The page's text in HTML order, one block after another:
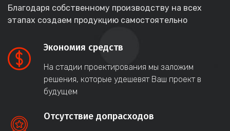
Благодаря собственному производству на всех
этапах создаем продукцию самостоятельно
Экономия средств
На стадии проектирования мы заложим
решения, которые удешевят Ваш проект в
будущем
Отсутствие допрасходов